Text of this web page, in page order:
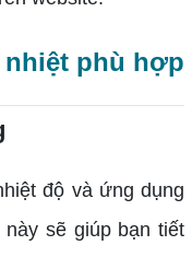
nhiệt phù hợp
độ và ứng dụng
sẽ giúp bạn tiết